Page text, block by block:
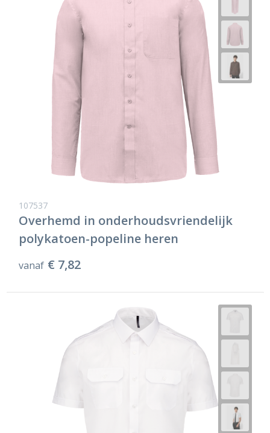
107537
Overhemd in onderhoudsvriendelijk
polykatoen-popeline heren
vanaf € 7,82